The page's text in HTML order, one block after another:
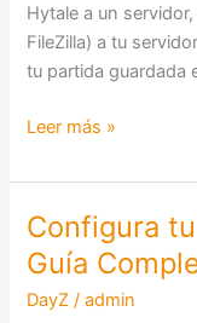
Hytale a un
FileZilla) a tu
tu partida guardada
un
Servidor
o
Leer más »
Configura
Guía
DayZ /admin
Configura
tu
Servidor
DayZ